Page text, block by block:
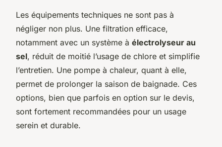
Les équipements techniques ne sont pas à
négliger non plus. Une filtration efficace,
notamment avec un système à électrolyseur au
sel, réduit de moitié l’usage de chlore et simplifie
l’entretien. Une pompe à chaleur, quant à elle,
permet de prolonger la saison de baignade. Ces
options, bien que parfois en option sur le devis,
sont fortement recommandées pour un usage
serein et durable.